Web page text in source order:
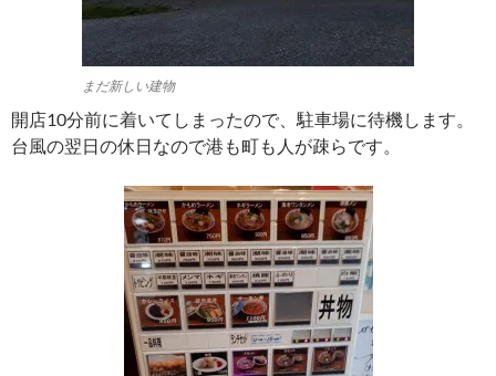
まだ新しい建物
開店10分前に着いてしまったので、駐車場に待機します。
台風の翌日の休日なので港も町も人が疎らです。